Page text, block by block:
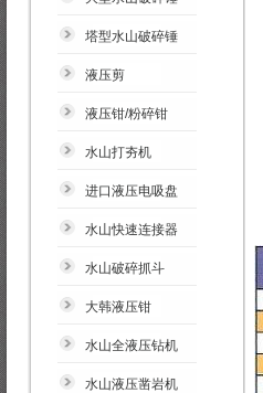
塔型水山破碎锤
液压剪
液压钳/粉碎钳
水山打夯机
进口液压电吸盘
水山快速连接器
水山破碎抓斗
大韩液压钳
水山全液压钻机
水山液压凿岩机